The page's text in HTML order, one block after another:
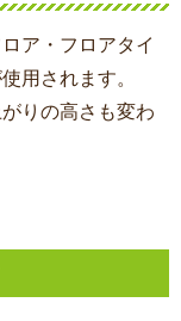
ア・フロアタイ
用されます。
りの高さも変わ